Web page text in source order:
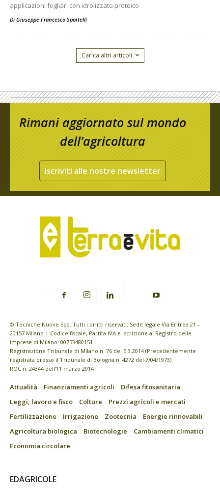
applicazioni fogliari con idrolizzato proteico
Di Giuseppe Francesco Sportelli
Carica altri articoli
Rimani aggiornato sul mondo
dell’agricoltura
Iscriviti alle nostre newsletter
© Tecniche Nuove Spa. Tutti i diritti riservati. Sede legale Via Eritrea 21 -
20157 Milano | Codice fiscale, Partita IVA e Iscrizione al Registro delle
imprese di Milano: 00753480151
Registrazione Tribunale di Milano n. 76 del 5.3.2014 (Precedentemente
registrata presso il Tribunale di Bologna n. 4272 del 7/04/1973)
ROC n. 24344 dell’11 marzo 2014
Attualità Finanziamenti agricoli
Difesa fitosanitaria
Leggi, lavoro e fisco
Colture
Prezzi agricoli e mercati
Fertilizzazione
Irrigazione Zootecnia
Energie rinnovabili
Agricoltura biologica
Biotecnologie
Cambiamenti climatici
Economia circolare
EDAGRICOLE